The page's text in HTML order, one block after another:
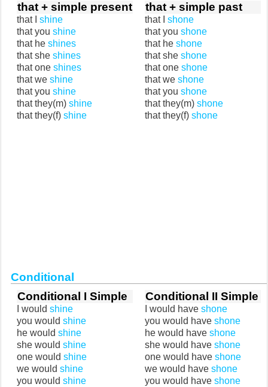
that + simple present
that I shine
that you shine
that he shines
that she shines
that one shines
that we shine
that you shine
that they(m) shine
that they(f) shine
that + simple past
that I shone
that you shone
that he shone
that she shone
that one shone
that we shone
that you shone
that they(m) shone
that they(f) shone
Conditional
Conditional I Simple
I would shine
you would shine
he would shine
she would shine
one would shine
we would shine
you would shine
Conditional II Simple
I would have shone
you would have shone
he would have shone
she would have shone
one would have shone
we would have shone
you would have shone